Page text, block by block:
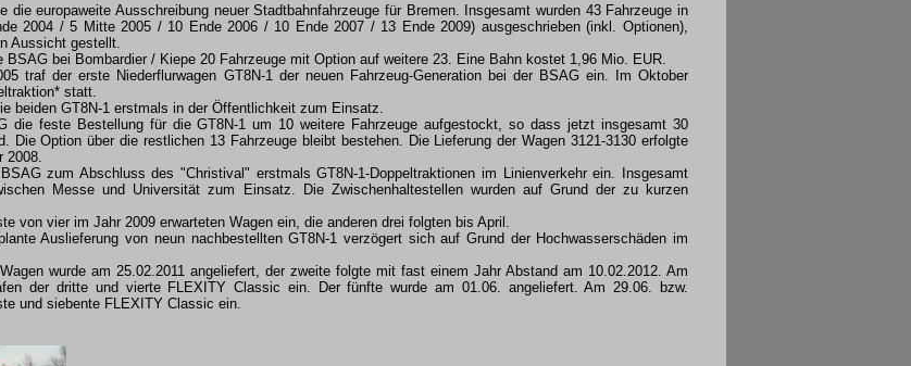
die europaweite Ausschreibung neuer Stadtbahnfahrzeuge für Bremen. Insgesamt wurden 43 Fahrzeuge in
2004 / 5 Mitte 2005 / 10 Ende 2006 / 10 Ende 2007 / 13 Ende 2009) ausgeschrieben (inkl. Optionen),
Aussicht gestellt.
BSAG bei Bombardier / Kiepe 20 Fahrzeuge mit Option auf weitere 23. Eine Bahn kostet 1,96 Mio. EUR.
traf der erste Niederflurwagen GT8N-1 der neuen Fahrzeug-Generation bei der BSAG ein. Im Oktober
statt.
beiden GT8N-1 erstmals in der Öffentlichkeit zum Einsatz.
die feste Bestellung für die GT8N-1 um 10 weitere Fahrzeuge aufgestockt, so dass jetzt insgesamt 30
Die Option über die restlichen 13 Fahrzeuge bleibt bestehen. Die Lieferung der Wagen 3121-3130 erfolgte
2008.
zum Abschluss des "Christival" erstmals GT8N-1-Doppeltraktionen im Linienverkehr ein. Insgesamt
Messe und Universität zum Einsatz. Die Zwischenhaltestellen wurden auf Grund der zu kurzen
von vier im Jahr 2009 erwarteten Wagen ein, die anderen drei folgten bis April.
Auslieferung von neun nachbestellten GT8N-1 verzögert sich auf Grund der Hochwasserschäden im
wurde am 25.02.2011 angeliefert, der zweite folgte mit fast einem Jahr Abstand am 10.02.2012. Am
der dritte und vierte FLEXITY Classic ein. Der fünfte wurde am 01.06. angeliefert. Am 29.06. bzw.
und siebente FLEXITY Classic ein.